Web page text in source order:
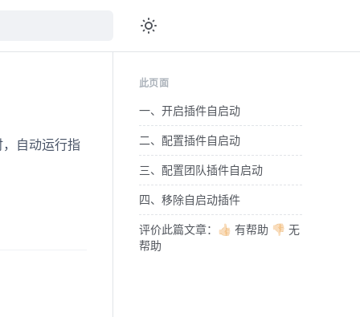
自动运行指
此页面
一、开启插件自启动
二、配置插件自启动
三、配置团队插件自启动
四、移除自启动插件
评价此篇文章：👍🏻 有帮助 👎🏻 无
帮助